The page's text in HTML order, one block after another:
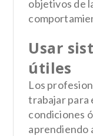
objetivos de
Usar
útiles
Los
trabajar para
condiciones
aprendiendo